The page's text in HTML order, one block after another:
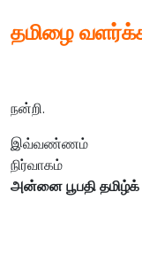
தமிழை
நன்றி.
இவ்வண்ணம்
நிர்வாகம்
அன்னைபூபதிதமிழ்க்